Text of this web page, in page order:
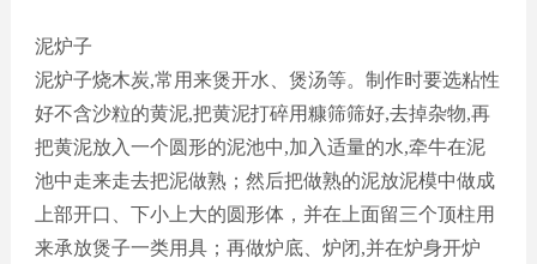
泥炉子
泥炉子烧木炭,常用来煲开水、煲汤等。制作时要选粘性
好不含沙粒的黄泥,把黄泥打碎用糠筛筛好,去掉杂物,再
把黄泥放入一个圆形的泥池中,加入适量的水,牵牛在泥
池中走来走去把泥做熟； 然后把做熟的泥放泥模中做成
上部开口、下小上大的圆形体，并在上面留三个顶柱用
来承放煲子一类用具； 再做炉底、炉闭,并在炉身开炉